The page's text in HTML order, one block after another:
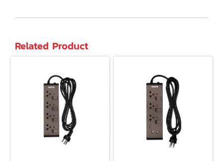
Related Product